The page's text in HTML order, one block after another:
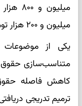
میلیون و ۲۰۰ هزار تومان اعلام شده است.
یکی از
متناسب‌سازی
کاهش فاصله
ترمیم تدریجی